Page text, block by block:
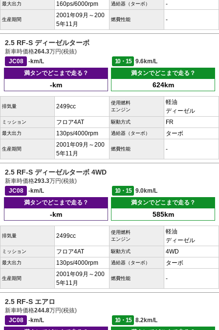
最大出力 160ps/6000rpm 過給器（ターボ） -
生産期間
2001年09月～200
5年11月
燃費性能 -
2.5 RF-S ディーゼルターボ
新車時価格264.3万円(税抜)
JC08
-km/L 10・15
9.6km/L
満タンでどこまで走る？
-km
満タンでどこまで走る？
624km
排気量 2499cc
使用燃料
エンジン
軽油
ディーゼル
ミッション フロア4AT 駆動方式 FR
最大出力 130ps/4000rpm 過給器（ターボ） ターボ
生産期間
2001年09月～200
5年11月
燃費性能 -
2.5 RF-S ディーゼルターボ 4WD
新車時価格293.3万円(税抜)
JC08
-km/L 10・15
9.0km/L
満タンでどこまで走る？
-km
満タンでどこまで走る？
585km
排気量 2499cc
使用燃料
エンジン
軽油
ディーゼル
ミッション フロア4AT 駆動方式 4WD
最大出力 130ps/4000rpm 過給器（ターボ） ターボ
生産期間
2001年09月～200
5年11月
燃費性能 -
2.5 RF-S エアロ
新車時価格244.8万円(税抜)
JC08
-km/L 10・15
8.2km/L